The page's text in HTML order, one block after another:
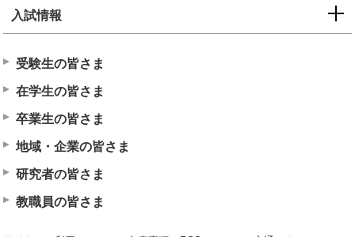
入試情報
受験生の皆さま
在学生の皆さま
卒業生の皆さま
地域・企業の皆さま
研究者の皆さま
教職員の皆さま